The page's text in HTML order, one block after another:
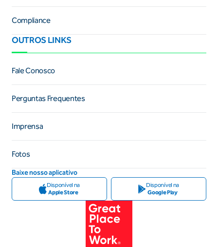
Compliance
OUTROS LINKS
Fale Conosco
Perguntas Frequentes
Imprensa
Fotos
Baixe nosso aplicativo
Disponível na
Apple Store
Disponível na
Google Play